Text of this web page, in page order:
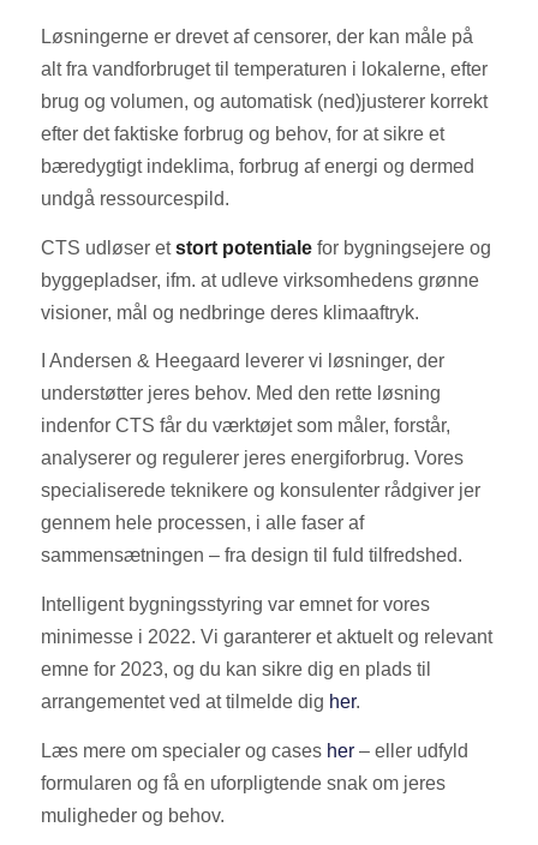
Løsningerne er drevet af censorer, der kan måle på
alt fra vandforbruget til temperaturen i lokalerne, efter
brug og volumen, og automatisk (ned)justerer korrekt
efter det faktiske forbrug og behov, for at sikre et
bæredygtigt indeklima, forbrug af energi og dermed
undgå ressourcespild.
CTS udløser etstort potentialefor bygningsejere og
byggepladser, ifm. at udleve virksomhedens grønne
visioner, mål og nedbringe deres klimaaftryk.
I Andersen & Heegaard leverer vi løsninger, der
understøtter jeres behov. Med den rette løsning
indenfor CTS får du værktøjet som måler, forstår,
analyserer og regulerer jeres energiforbrug. Vores
specialiserede teknikere og konsulenter rådgiver jer
gennem hele processen, i alle faser af
sammensætningen – fra design til fuld tilfredshed.
Intelligent bygningsstyring var emnet for vores
minimesse i 2022. Vi garanterer et aktuelt og relevant
emne for 2023, og du kan sikre dig en plads til
arrangementet ved at tilmelde dig her.
Læs mere om specialer og cases her– eller udfyld
formularen og få en uforpligtende snak om jeres
muligheder og behov.